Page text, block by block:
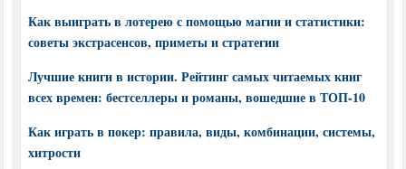
Как выиграть в лотерею с помощью магии и статистики:
советы экстрасенсов, приметы и стратегии
Лучшие книги в истории. Рейтинг самых читаемых книг
всех времен: бестселлеры и романы, вошедшие в ТОП-10
Как играть в покер: правила, виды, комбинации, системы,
хитрости